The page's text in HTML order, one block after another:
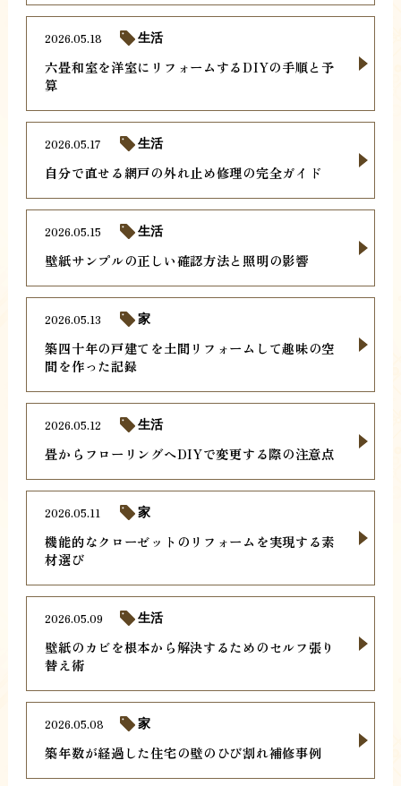
六畳和室を洋室にリフォームするDIYの手順と予
算
2026.05.18 生活
自分で直せる網戸の外れ止め修理の完全ガイド
2026.05.17 生活
壁紙サンプルの正しい確認方法と照明の影響
2026.05.15 生活
築四十年の戸建てを土間リフォームして趣味の空
間を作った記録
2026.05.13 家
畳からフローリングへDIYで変更する際の注意点
2026.05.12 生活
機能的なクローゼットのリフォームを実現する素
材選び
2026.05.11 家
壁紙のカビを根本から解決するためのセルフ張り
替え術
2026.05.09 生活
築年数が経過した住宅の壁のひび割れ補修事例
2026.05.08 家